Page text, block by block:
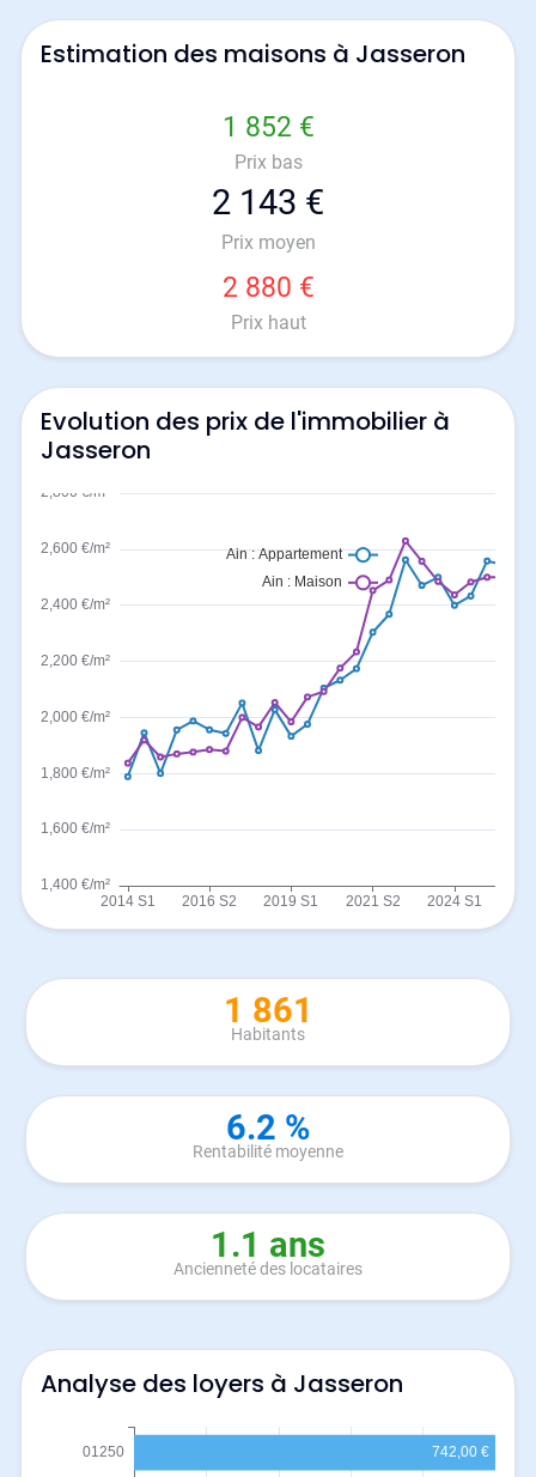
Estimation des maisons à Jasseron
1 852 €
Prix bas
2 143 €
Prix moyen
2 880 €
Prix haut
Evolution des prix de l'immobilier à
Jasseron
1 861
Habitants
6.2 %
Rentabilité moyenne
1.1 ans
Ancienneté des locataires
Analyse des loyers à Jasseron